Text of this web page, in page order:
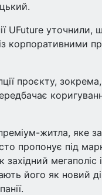
UFuture уточнили,
корпоративними
проєкту,
житла, яке
пропонує під
західний
його як новий